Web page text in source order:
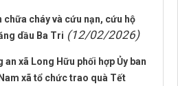
cháy và cứu nạn, cứu hộ
dầu Ba Tri (12/02/2026)
an xã Long Hữu phối hợp Ủy ban
xã tổ chức trao quà Tết